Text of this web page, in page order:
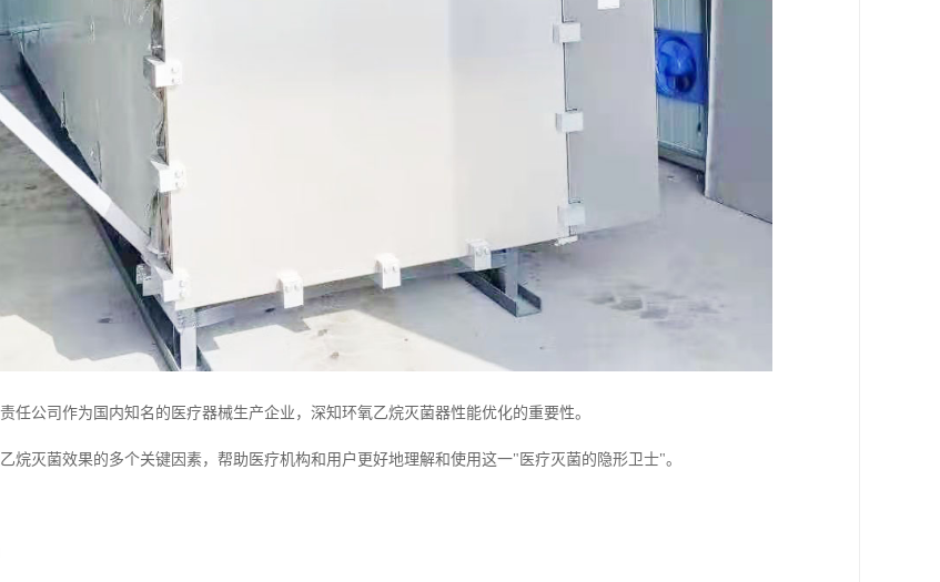
任公司作为国内知名的医疗器械生产企业，深知环氧乙烷灭菌器性能优化的重要性。
烷灭菌效果的多个关键因素，帮助医疗机构和用户更好地理解和使用这一"医疗灭菌的隐形卫士"。